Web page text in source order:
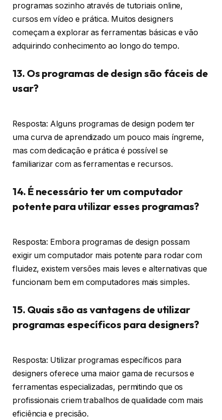
programas sozinho através de tutoriais online,
cursos em vídeo e prática. Muitos designers
começam a explorar as ferramentas básicas e vão
adquirindo conhecimento ao longo do tempo.
13. Os programas de design são fáceis de
usar?
Resposta: Alguns programas de design podem ter
uma curva de aprendizado um pouco mais íngreme,
mas com dedicação e prática é possível se
familiarizar com as ferramentas e recursos.
14. É necessário ter um computador
potente para utilizar esses programas?
Resposta: Embora programas de design possam
exigir um computador mais potente para rodar com
fluidez, existem versões mais leves e alternativas que
funcionam bem em computadores mais simples.
15. Quais são as vantagens de utilizar
programas específicos para designers?
Resposta: Utilizar programas específicos para
designers oferece uma maior gama de recursos e
ferramentas especializadas, permitindo que os
profissionais criem trabalhos de qualidade com mais
eficiência e precisão.